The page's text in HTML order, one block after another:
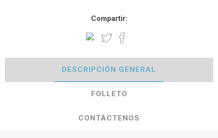
Compartir:
DESCRIPCIÓN GENERAL
FOLLETO
CONTÁCTENOS